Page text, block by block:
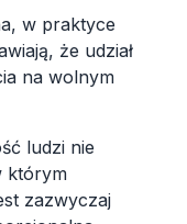
w praktyce
że udział
na wolnym
ludzi nie
którym
zazwyczaj